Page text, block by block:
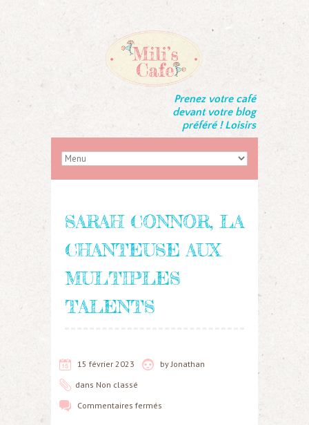
Prenez votre café
devant votre blog
préféré ! Loisirs
SARAH CONNOR, LA
CHANTEUSE AUX
MULTIPLES
TALENTS
15 février 2023 by Jonathan
dans Non classé
Commentaires fermés